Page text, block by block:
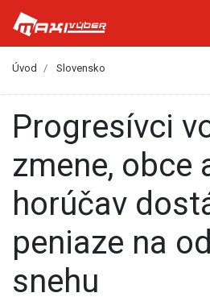
Úvod Slovensko
Progresívci volajú po
zmene, obce
horúčav
peniaze na
snehu